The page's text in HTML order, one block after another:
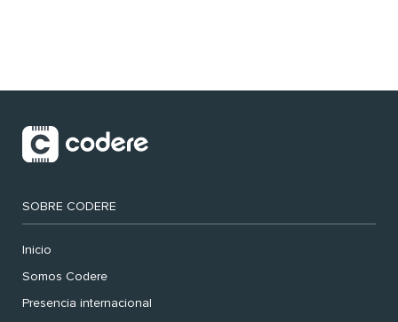
SOBRE CODERE
Inicio
Somos Codere
Presencia internacional